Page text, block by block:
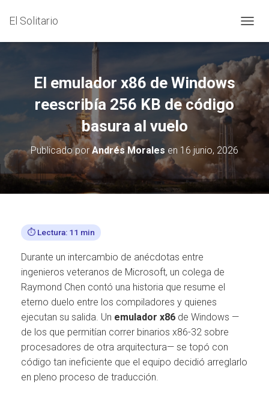
El Solitario
A
B
A
M
O
D
O
N
El emulador x86 de Windows
reescribía 256 KB de código
basura al vuelo
Publicado por Andrés Morales en 16 junio, 2026
⏱️ Lectura: 11 min
Durante un intercambio de anécdotas entre
ingenieros veteranos de Microsoft, un colega de
Raymond Chen contó una historia que resume el
eterno duelo entre los compiladores y quienes
ejecutan su salida. Un emulador x86 de Windows —
de los que permitían correr binarios x86-32 sobre
procesadores de otra arquitectura— se topó con
código tan ineficiente que el equipo decidió arreglarlo
en pleno proceso de traducción.